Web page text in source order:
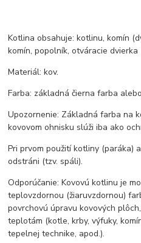
Kotlina obsahuje: kotlinu, komín
komín, popolník, otváracie
Materiál: kov.
Farba: základná čierna farba
Upozornenie: Základná farba na
kovovom ohnisku slúži iba ako
Pri prvom použití kotliny (paráka)
odstráni (tzv. spáli).
Odporúčanie: Kovovú kotlinu je
teplovzdornou (žiaruvzdornou)
povrchovú úpravu kovových
teplotám (kotle, krby, výfuky,
tepelnej technike, apod.).